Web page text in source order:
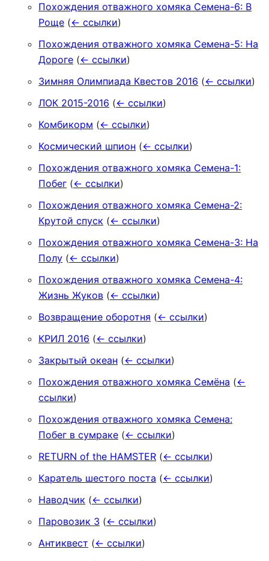
Похождения отважного хомяка Семена-6: В
Роще (← ссылки)
Похождения отважного хомяка Семена-5: На
Дороге (← ссылки)
Зимняя Олимпиада Квестов 2016 (← ссылки)
ЛОК 2015-2016 (← ссылки)
Комбикорм (← ссылки)
Космический шпион (← ссылки)
Похождения отважного хомяка Семена-1:
Побег (← ссылки)
Похождения отважного хомяка Семена-2:
Крутой спуск (← ссылки)
Похождения отважного хомяка Семена-3: На
Полу (← ссылки)
Похождения отважного хомяка Семена-4:
Жизнь Жуков (← ссылки)
Возвращение оборотня (← ссылки)
КРИЛ 2016 (← ссылки)
Закрытый океан (← ссылки)
Похождения отважного хомяка Семёна (←
ссылки)
Похождения отважного хомяка Семена:
Побег в сумраке (← ссылки)
RETURN of the HAMSTER (← ссылки)
Каратель шестого поста (← ссылки)
Наводчик (← ссылки)
Паровозик 3 (← ссылки)
Антиквест (← ссылки)